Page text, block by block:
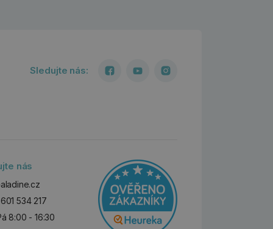
Sledujte nás:
nás
534 217
8:00 - 16:30